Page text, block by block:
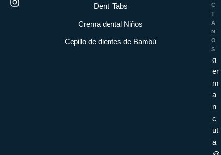
Denti Tabs
Crema dental Niños
Cepillo de dientes de Bambú
C
T
A
N
O
S
g
er
m
a
n
c
ut
a